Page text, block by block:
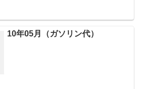
10年05月（ガソリン代）